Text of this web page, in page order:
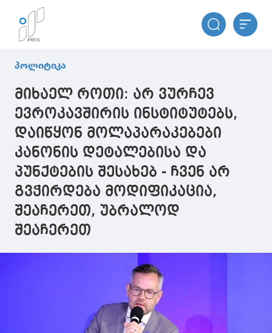
პოლიტიკა
მიხაელ როთი: არ ვურჩევ
ევროკავშირის ინსტიტუტებს,
დაიწყონ მოლაპარაკებები
კანონის დეტალებისა და
პუნქტების შესახებ - ჩვენ არ
გვჭირდება მოდიფიკაცია,
შეაჩერეთ, უბრალოდ
შეაჩერეთ